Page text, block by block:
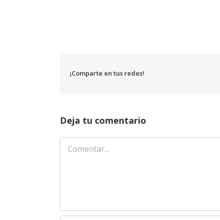
¡Comparte en tus redes!
Deja tu comentario
Comentar